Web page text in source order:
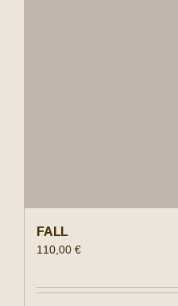
FALL
110,00 €